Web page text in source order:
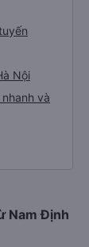
Nội
và
Nam Định